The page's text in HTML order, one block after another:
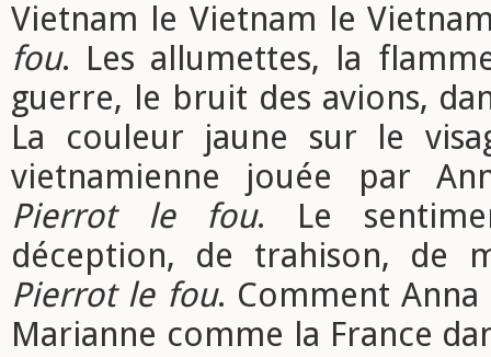
Vietnam le Vietnam le
fou. Les allumettes, la
guerre, le bruit des avions,
La couleur jaune sur le
vietnamienne jouée par
Pierrot le fou. Le
déception, de trahison, de
Pierrot le fou. Comment Anna
Marianne comme la France